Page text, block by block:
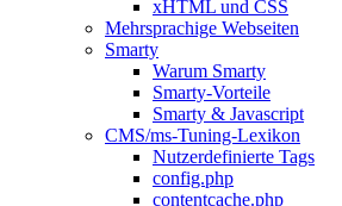
xHTML und CSS
Mehrsprachige Webseiten
Smarty
Warum Smarty
Smarty-Vorteile
Smarty & Javascript
CMS/ms-Tuning-Lexikon
Nutzerdefinierte Tags
config.php
contentcache.php